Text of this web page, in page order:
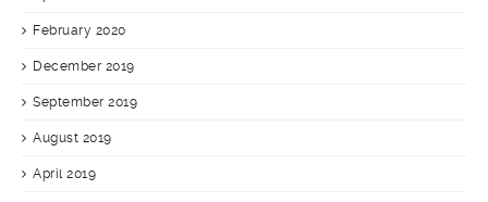
February 2020
December 2019
September 2019
August 2019
April 2019